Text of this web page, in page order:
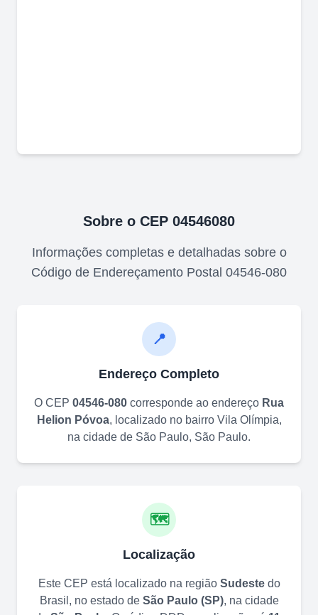
Sobre o CEP 04546080
Informações completas e detalhadas sobre o
Código de Endereçamento Postal 04546-080
📍
Endereço Completo
O CEP 04546-080 corresponde ao endereço Rua
Helion Póvoa, localizado no bairro Vila Olímpia,
na cidade de São Paulo, São Paulo.
🗺️
Localização
Este CEP está localizado na região Sudestedo
Brasil, no estado de São Paulo(SP), na cidade